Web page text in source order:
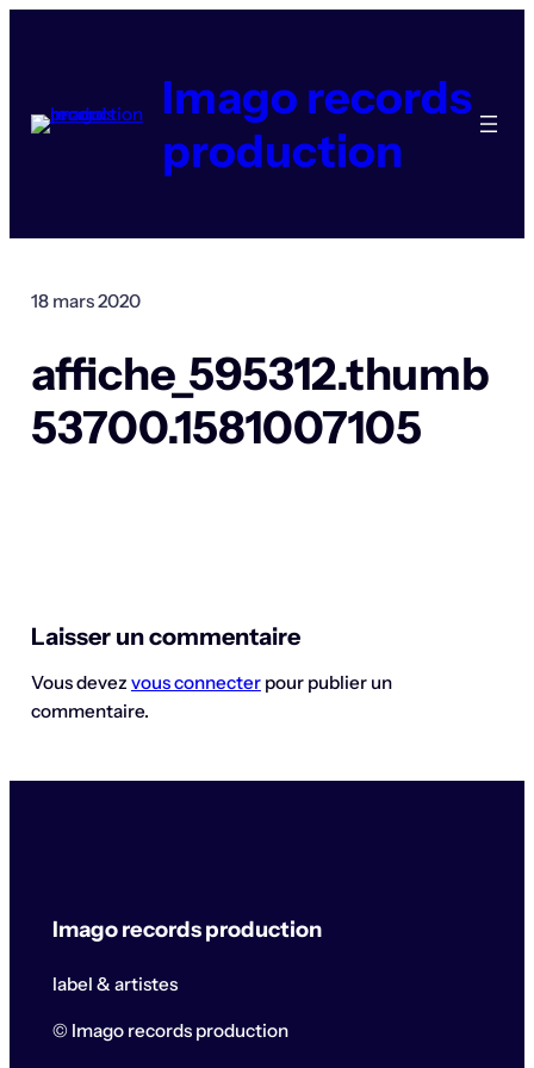
Imago records
production
18 mars 2020
affiche_595312.thumb
53700.1581007105
Laisser un commentaire
Vous devez vous connecterpour publier un
commentaire.
Imago records production
label & artistes
© Imago records production